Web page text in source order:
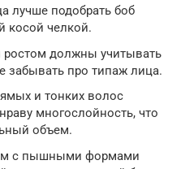
лучше подобрать боб
косой челкой.
должны учитывать
забывать про типаж лица.
и тонких волос
многослойность, что
объем.
с пышными формами